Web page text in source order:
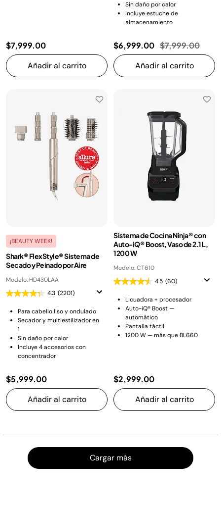
$7,999.00
Añadir al carrito
Sin daño por calor
Incluye estuche de
almacenamiento
$6,999.00 Precio
$7,999.00a
Añadir al carrito
¡BEAUTY WEEK!
Shark® FlexStyle® Sistema de
Secado y Peinado por Aire
Modelo: HD430LAA
4.3 (2201)
Para cabello liso y ondulado
Secador y multiestilizador en
1
Sin daño por calor
Incluye 4 accesorios con
concentrador
$5,999.00
Añadir al carrito
Sistema de Cocina Ninja® con
Auto-iQ® Boost, Vaso de 2.1 L,
1200 W
Modelo: CT610
4.5 (60)
Licuadora + procesador
Auto-iQ® Boost —
automático
Pantalla táctil
1200 W — más que BL660
$2,999.00
Añadir al carrito
Cargar más